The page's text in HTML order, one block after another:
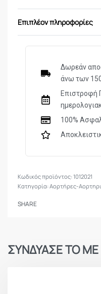
Επιπλέον πληροφορίες
Δωρεάν
άνω των
Επιστροφή
100%
1012021
Κατηγορία:Αορτήρες-
SHARE
ΣΥΝΔΥΑΣΕ ΤΟ ΜΕ